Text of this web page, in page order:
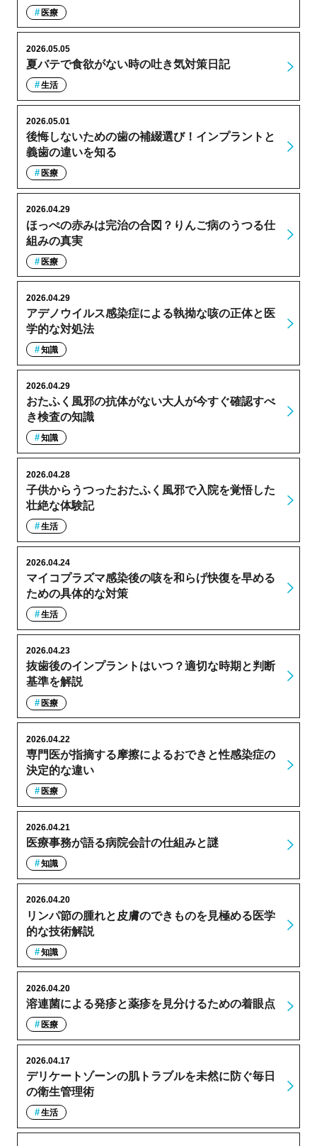
医療
夏バテで食欲がない時の吐き気対策日記
2026.05.05
生活
後悔しないための歯の補綴選び！インプラントと
義歯の違いを知る
2026.05.01
医療
ほっぺの赤みは完治の合図？りんご病のうつる仕
組みの真実
2026.04.29
医療
アデノウイルス感染症による執拗な咳の正体と医
学的な対処法
2026.04.29
知識
おたふく風邪の抗体がない大人が今すぐ確認すべ
き検査の知識
2026.04.29
知識
子供からうつったおたふく風邪で入院を覚悟した
壮絶な体験記
2026.04.28
生活
マイコプラズマ感染後の咳を和らげ快復を早める
ための具体的な対策
2026.04.24
生活
抜歯後のインプラントはいつ？適切な時期と判断
基準を解説
2026.04.23
医療
専門医が指摘する摩擦によるおできと性感染症の
決定的な違い
2026.04.22
医療
医療事務が語る病院会計の仕組みと謎
2026.04.21
知識
リンパ節の腫れと皮膚のできものを見極める医学
的な技術解説
2026.04.20
知識
溶連菌による発疹と薬疹を見分けるための着眼点
2026.04.20
医療
デリケートゾーンの肌トラブルを未然に防ぐ毎日
の衛生管理術
2026.04.17
生活